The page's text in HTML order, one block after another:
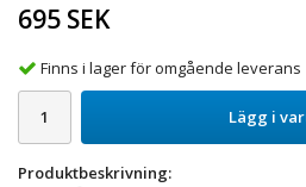
695 SEK
Finns i lager för omgående leverans
Lägg i
Produktbeskrivning: